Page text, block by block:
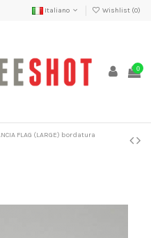
Italiano Wishlist (0)
0
FLAG (LARGE) bordatura